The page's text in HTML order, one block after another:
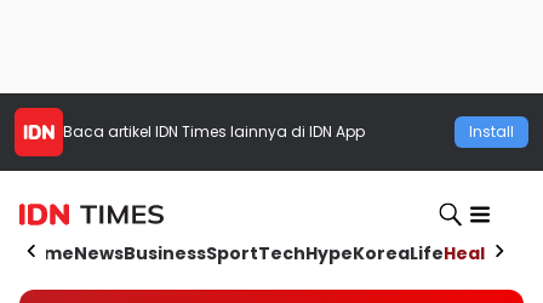
Baca artikel IDN Times lainnya di IDN App Install
HomeNewsBusinessSportTechHypeKoreaLifeHealth